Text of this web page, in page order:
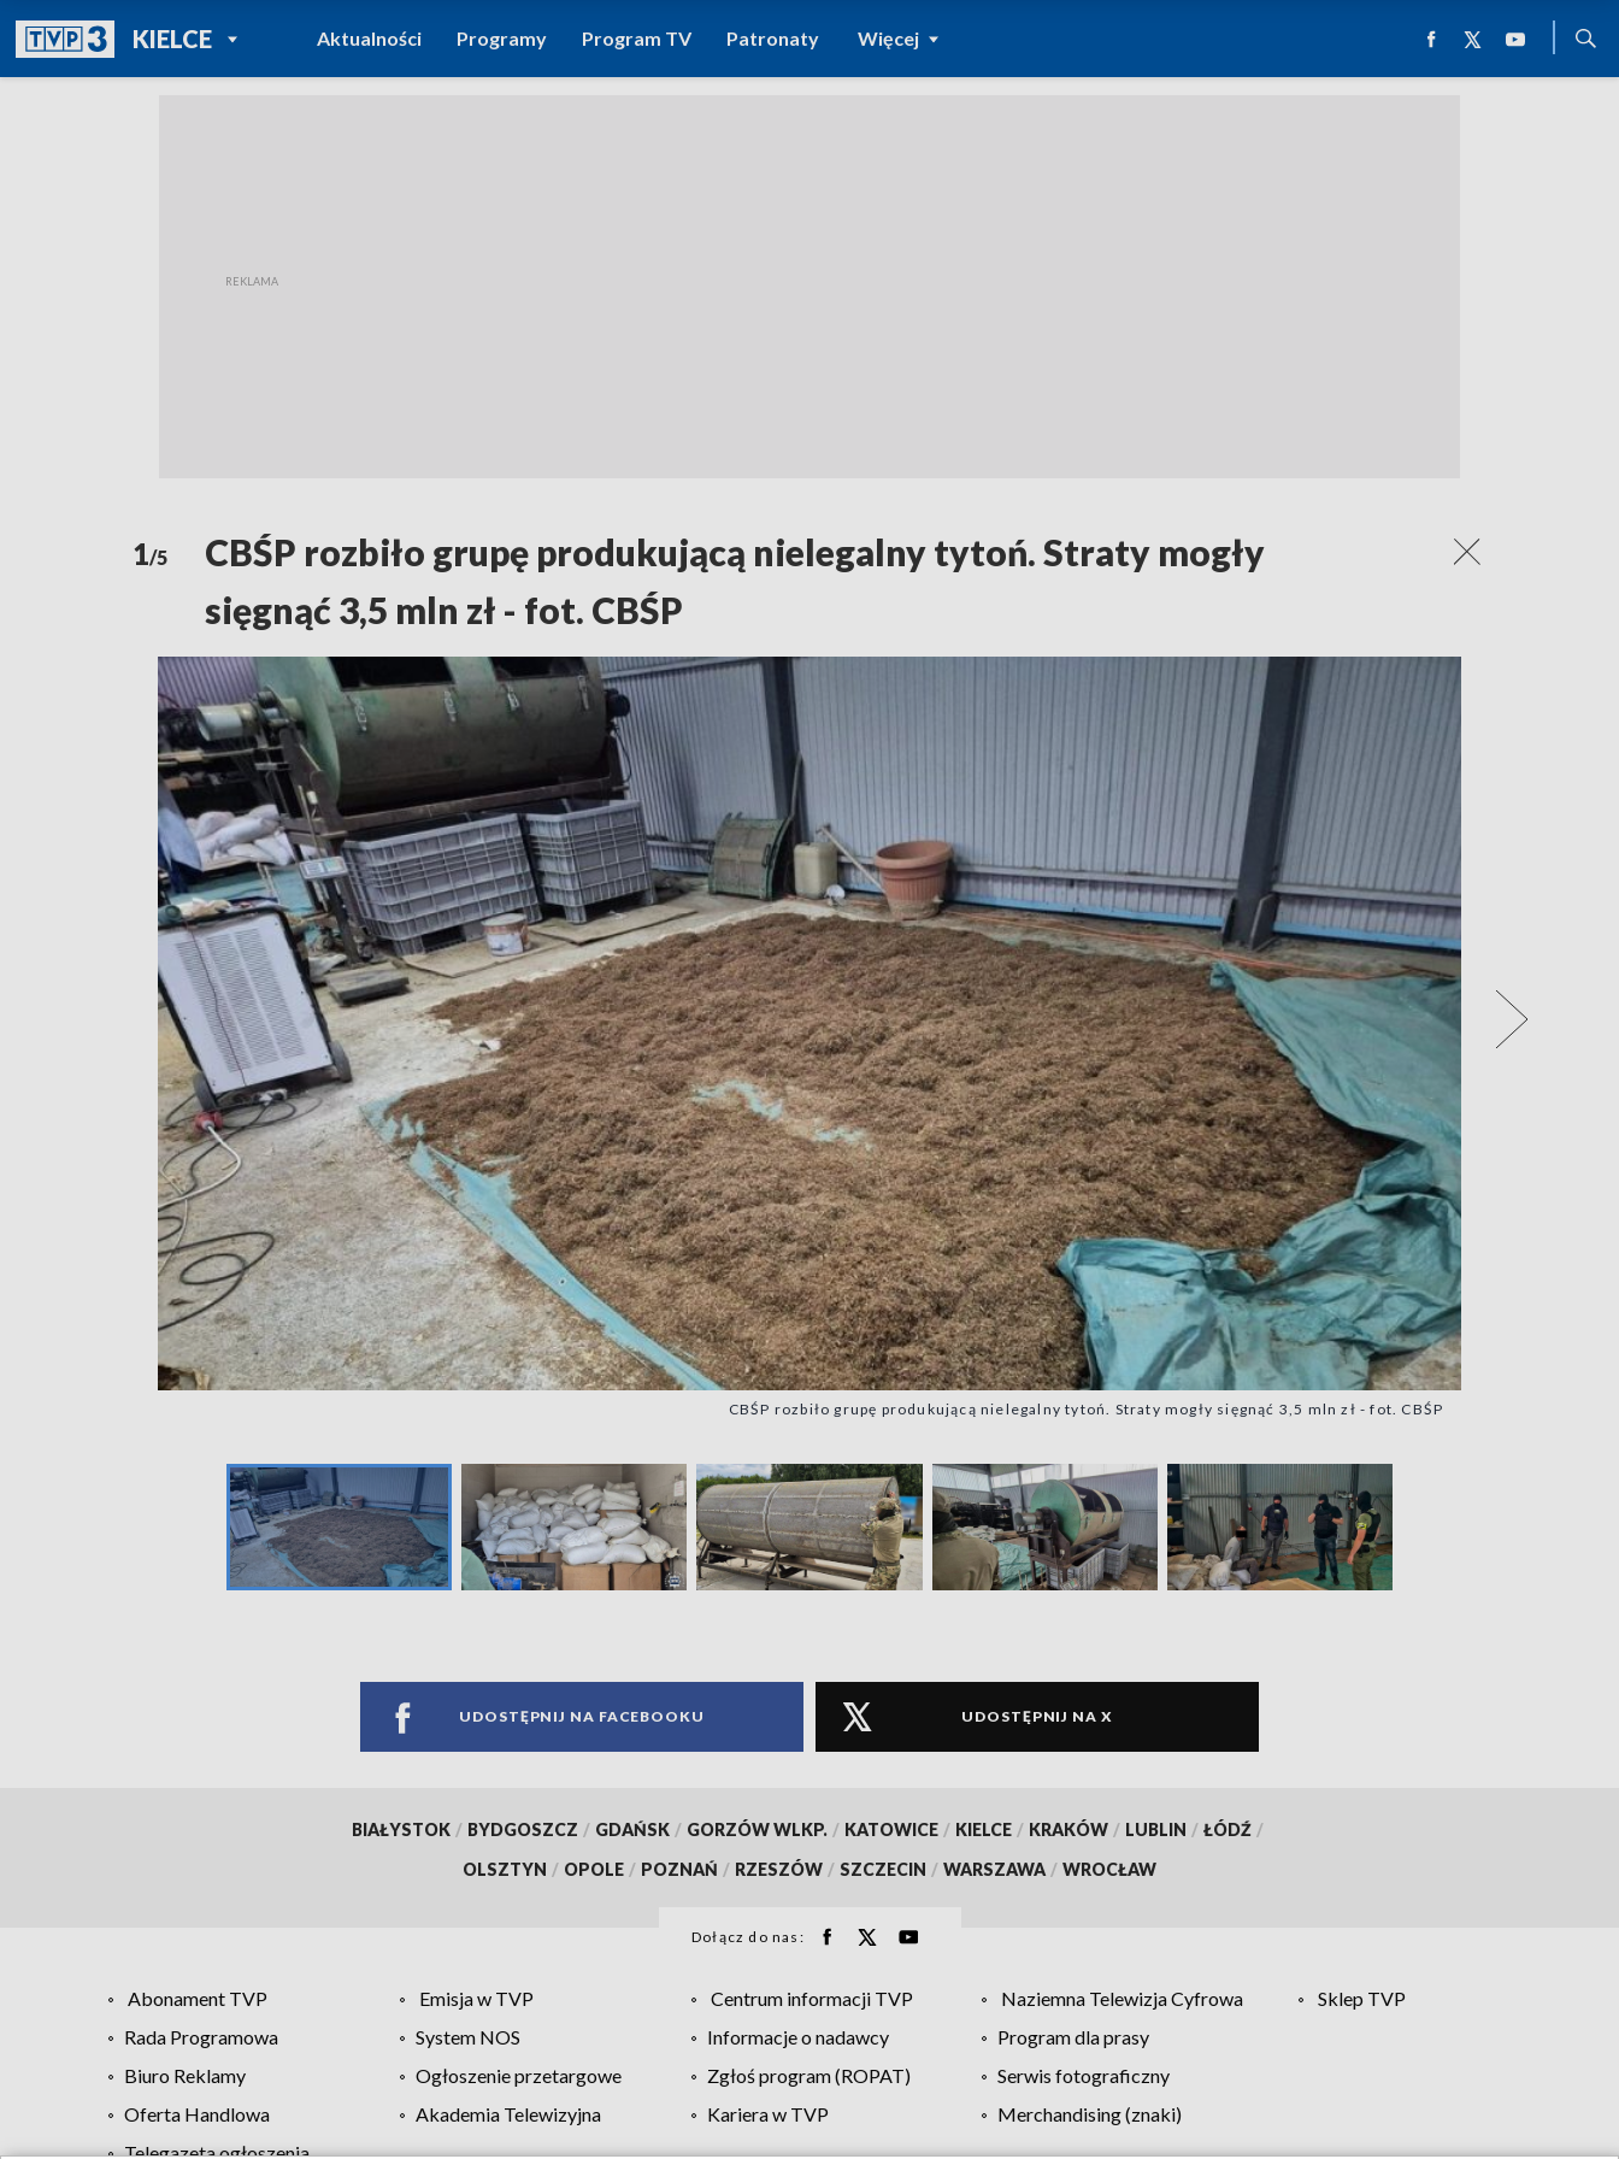
KIELCEPOWRÓT DO
TVP REGIONY
Aktualności Programy Program TV Patronaty Więcej
1/5
CBŚP rozbiło grupę produkującą nielegalny tytoń. Straty mogły
sięgnąć 3,5 mln zł - fot. CBŚP
CBŚP rozbiło grupę produkującą nielegalny tytoń. Straty mogły sięgnąć 3,5 mln zł - fot. CBŚP
UDOSTĘPNIJ NA FACEBOOKU UDOSTĘPNIJ NA X
BIAŁYSTOK / BYDGOSZCZ / GDAŃSK / GORZÓW WLKP. / KATOWICE / KIELCE / KRAKÓW / LUBLIN / ŁÓDŹ /
OLSZTYN / OPOLE / POZNAŃ / RZESZÓW / SZCZECIN / WARSZAWA / WROCŁAW
Dołącz do nas:
Abonament TVP Emisja w TVP Centrum informacji TVP Naziemna Telewizja Cyfrowa
Sklep TVP
Rada Programowa
System NOS Informacje o nadawcy
Program dla prasy
Biuro Reklamy
Ogłoszenie przetargowe Zgłoś program (ROPAT)
Serwis fotograficzny
Oferta Handlowa
Akademia Telewizyjna Kariera w TVP
Merchandising (znaki)
Telegazeta ogłoszenia